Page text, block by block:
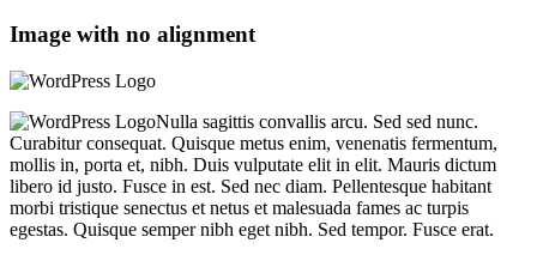
Image with no alignment
Nulla sagittis convallis arcu. Sed sed nunc.
Curabitur consequat. Quisque metus enim, venenatis fermentum,
mollis in, porta et, nibh. Duis vulputate elit in elit. Mauris dictum
libero id justo. Fusce in est. Sed nec diam. Pellentesque habitant
morbi tristique senectus et netus et malesuada fames ac turpis
egestas. Quisque semper nibh eget nibh. Sed tempor. Fusce erat.